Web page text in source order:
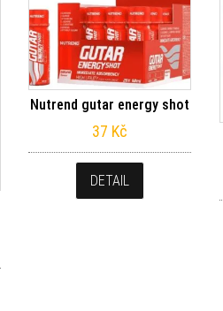
Nutrend gutar energy shot
37 Kč
DETAIL